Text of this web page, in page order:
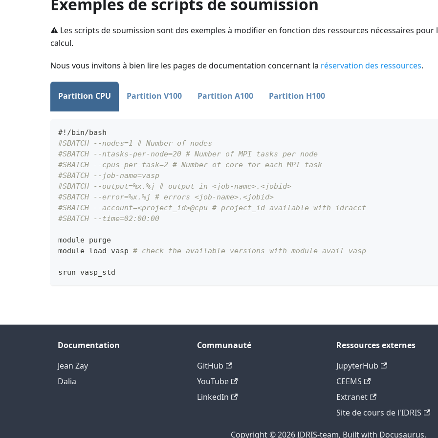
⚠️ Les scripts de soumission sont des exemples à modifier en fonction des ressources nécessaires pour
calcul.
Nous vous invitons à bien lire les pages de documentation concernant la réservation des ressources.
Partition CPU Partition V100 Partition A100 Partition H100
#!/bin/bash
#SBATCH --nodes=1 # Number of nodes
#SBATCH --ntasks-per-node=20 # Number of MPI tasks per node
#SBATCH --cpus-per-task=2 # Number of core for each MPI task
#SBATCH --job-name=vasp
#SBATCH --output=%x.%j # output in <job-name>.<jobid>
#SBATCH --error=%x.%j # errors <job-name>.<jobid>
#SBATCH --account=<project_id>@cpu # project_id available with idracct
#SBATCH --time=02:00:00
module purge
module load vasp # check the available versions with module avail vasp
srun vasp_std
Documentation
Jean Zay
Dalia
Communauté
GitHub
YouTube
LinkedIn
Ressources externes
JupyterHub
CEEMS
Extranet
Site de cours de l'IDRIS
Copyright © 2026 IDRIS-team, Built with Docusaurus.